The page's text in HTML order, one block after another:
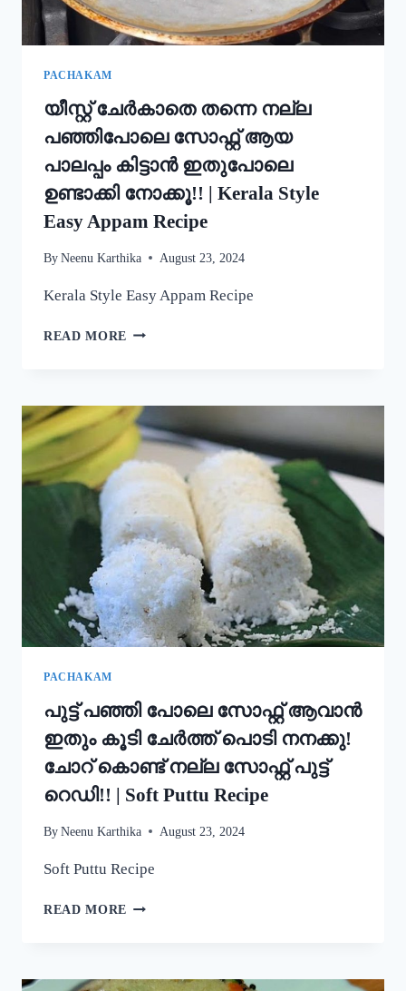
SADHYA
SPECIAL
PACHAKAM
യീസ്റ്റ് ചേർകാതെ തന്നെ നല്ല
പഞ്ഞിപോലെ സോഫ്റ്റ് ആയ
പാലപ്പം കിട്ടാൻ ഇതുപോലെ
ഉണ്ടാക്കി നോക്കൂ!! | Kerala Style
Easy Appam Recipe
By Neenu Karthika August 23, 2024
Kerala Style Easy Appam Recipe
READ MORE യീസ്റ്റ്
പഞ്ഞിപോലെ
സോഫ്റ്റ്
ആയ
പാലപ്പം
കിട്ടാൻ
ഇതുപോലെ
ഉണ്ടാക്കി
നോക്കൂ!!
|
KERALA
STYLE
EASY
APPAM
PACHAKAM
പുട്ട് പഞ്ഞി പോലെ സോഫ്റ്റ് ആവാൻ
ഇതും കൂടി ചേർത്ത് പൊടി നനക്കു!
ചോറ് കൊണ്ട് നല്ല സോഫ്റ്റ് പുട്ട്
റെഡി!! | Soft Puttu Recipe
By Neenu Karthika August 23, 2024
Soft Puttu Recipe
READ MORE പുട്ട്
ആവാൻ